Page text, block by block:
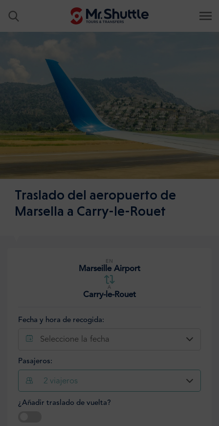
Traslado del aeropuerto de
Marsella a Carry-le-Rouet
EN
Marseille Airport
A
Carry-le-Rouet
Fecha y hora de recogida:
Seleccione la fecha
Pasajeros:
2 viajeros
¿Añadir traslado de vuelta?